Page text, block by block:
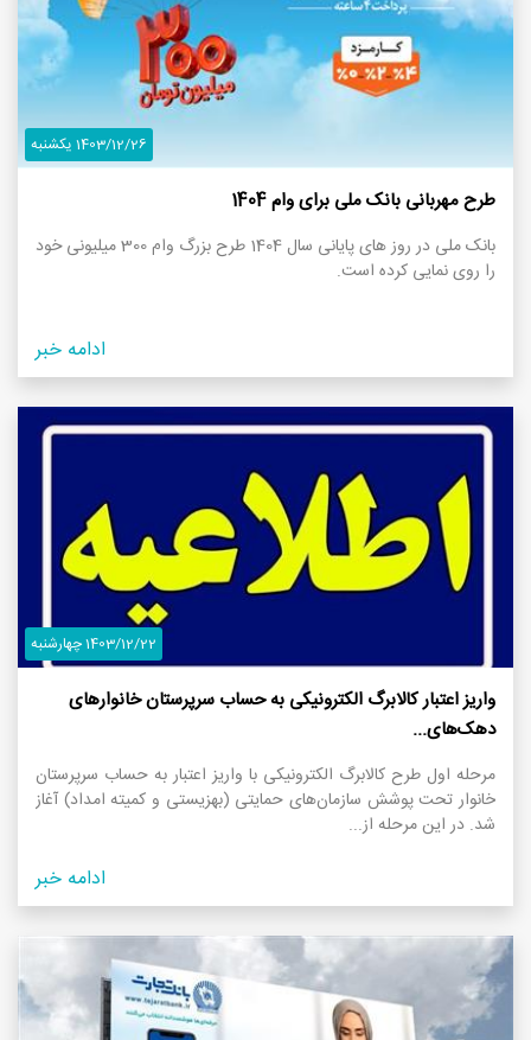
1403/12/26 یکشنبه
طرح مهربانی بانک ملی برای وام 1404
بانک ملی در روز های پایانی سال 1404 طرح بزرگ وام 300 میلیونی خود
را روی نمایی کرده است.
ادامه خبر
1403/12/22 چهارشنبه
واریز اعتبار کالابرگ الکترونیکی به حساب سرپرستان خانوار‌های
دهک‌های...
مرحله اول طرح کالابرگ الکترونیکی با واریز اعتبار به حساب سرپرستان
خانوار تحت پوشش سازمان‌های حمایتی (بهزیستی و کمیته امداد) آغاز
شد. در این مرحله از...
ادامه خبر